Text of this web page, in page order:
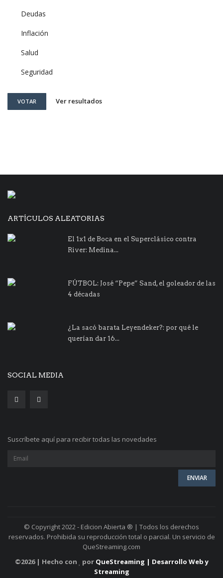
Deudas
Inflación
Salud
Seguridad
VOTAR Ver resultados
ARTÍCULOS ALEATORIAS
El 1x1 de Boca en el Superclásico contra
River: Medina...
FÚTBOL: José “Pepe” Sand, el goleador de las
4 décadas
¿La sacó barata Leyendeker?: por qué le
querían dar 16...
SOCIAL MEDIA
Suscríbete aquí para recibir todas las novedades
© Copyright 2022 - Edicion Abierta ® | Todos los derechos
reservados. Prohibida su reproducción total o parcial. Un servicio de
QueStreaming.com
©2026 | Hecho con por QueStreaming | Desarrollo Web y
Streaming